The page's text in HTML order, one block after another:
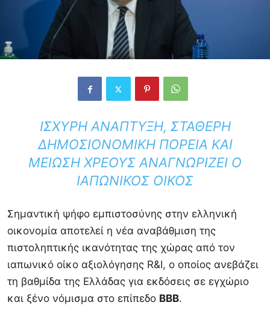
ΙΣΧΥΡΉ ΑΝΆΠΤΥΞΗ, ΣΤΑΘΕΡΉ
ΔΗΜΟΣΙΟΝΟΜΙΚΉ ΠΟΡΕΊΑ ΚΑΙ
ΜΕΊΩΣΗ ΧΡΈΟΥΣ ΑΝΑΓΝΩΡΊΖΕΙ Ο
ΙΑΠΩΝΙΚΌΣ ΟΊΚΟΣ
Σημαντική ψήφο εμπιστοσύνης στην ελληνική
οικονομία αποτελεί η νέα αναβάθμιση της
πιστοληπτικής ικανότητας της χώρας από τον
ιαπωνικό οίκο αξιολόγησης R&I, ο οποίος ανεβάζει
τη βαθμίδα της Ελλάδας για εκδόσεις σε εγχώριο
και ξένο νόμισμα στο επίπεδο BBB.